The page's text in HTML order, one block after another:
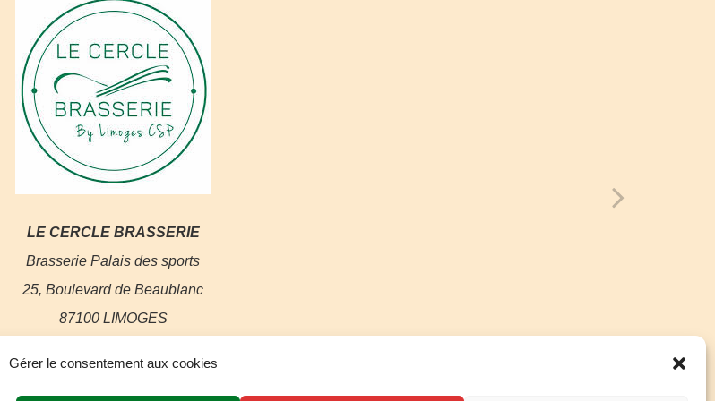
Gérer le consentement aux cookies
LE CERCLE BRASSERIE
Brasserie Palais des sports
25, Boulevard de Beaublanc
87100 LIMOGES